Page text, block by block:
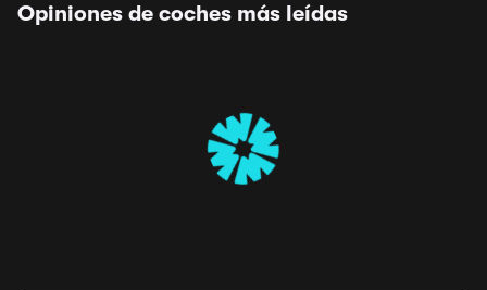
Opiniones de coches más leídas